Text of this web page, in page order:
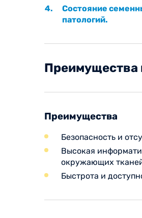
Состояние
патологий.
Преимущества
Преимущества
Безопасность и
Высокая
окружающих
Быстрота и